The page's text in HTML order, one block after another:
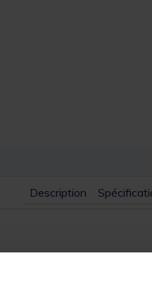
Description
un œillet coudé de